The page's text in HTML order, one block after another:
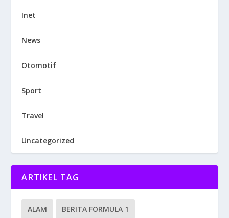
Inet
News
Otomotif
Sport
Travel
Uncategorized
ARTIKEL TAG
ALAM BERITA FORMULA 1